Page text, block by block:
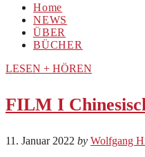
Home
NEWS
ÜBER
BÜCHER
LESEN + HÖREN
FILM I
11. Januar 2022 by Wolfgang